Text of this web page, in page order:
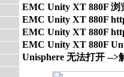
EMC Unity XT 880F 浏
EMC Unity XT 880F
EMC Unity XT 880F
EMC Unity XT 880F